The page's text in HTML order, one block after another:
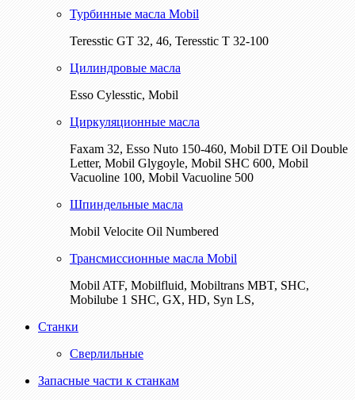
Турбинные масла Mobil
Teresstic GT 32, 46, Teresstic T 32-100
Цилиндровые масла
Esso Cylesstic, Mobil
Циркуляционные масла
Faxam 32, Esso Nuto 150-460, Mobil DTE Oil Double
Letter, Mobil Glygoyle, Mobil SHC 600, Mobil
Vacuoline 100, Mobil Vacuoline 500
Шпиндельные масла
Mobil Velocite Oil Numbered
Трансмиссионные масла Mobil
Mobil ATF, Mobilfluid, Mobiltrans MBT, SHC,
Mobilube 1 SHC, GX, HD, Syn LS,
Станки
Сверлильные
Запасные части к станкам